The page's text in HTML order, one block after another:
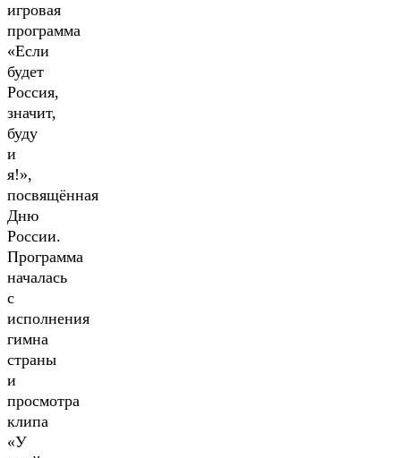
игровая
программа
«Если
будет
Россия,
значит,
буду
и
я!»,
посвящённая
Дню
России.
Программа
началась
с
исполнения
гимна
страны
и
просмотра
клипа
«У